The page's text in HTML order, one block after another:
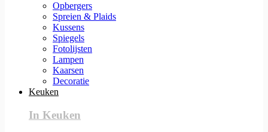
Opbergers
Spreien & Plaids
Kussens
Spiegels
Fotolijsten
Lampen
Kaarsen
Decoratie
Keuken
In Keuken